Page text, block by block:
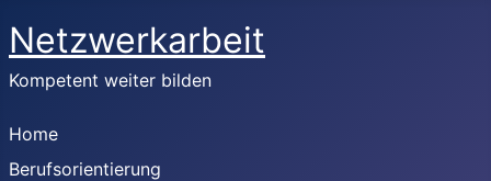
Netzwerkarbeit
Kompetent weiter bilden
Home
Berufsorientierung